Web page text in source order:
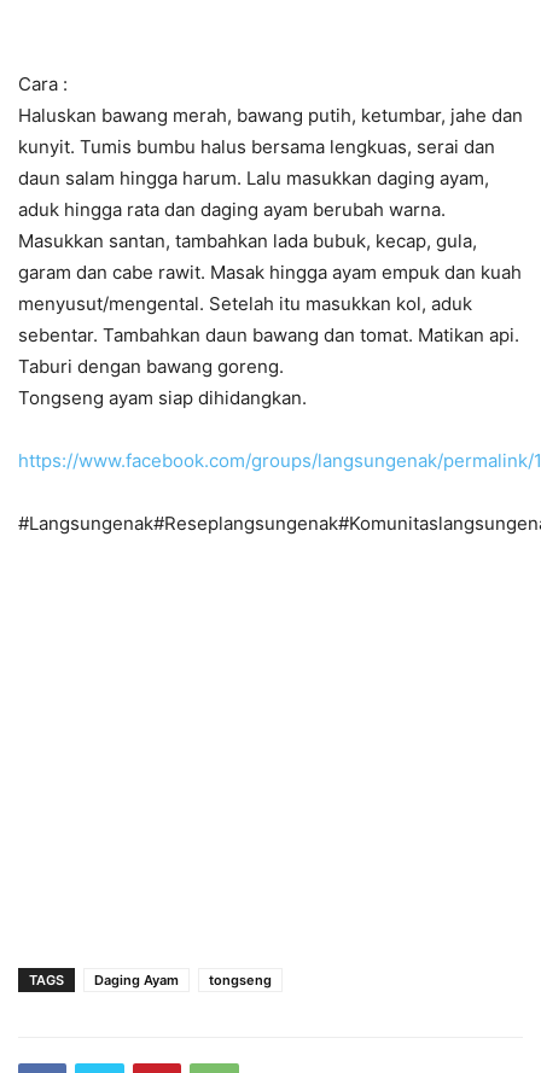
Cara :
Haluskan bawang merah, bawang putih, ketumbar, jahe dan
kunyit. Tumis bumbu halus bersama lengkuas, serai dan
daun salam hingga harum. Lalu masukkan daging ayam,
aduk hingga rata dan daging ayam berubah warna.
Masukkan santan, tambahkan lada bubuk, kecap, gula,
garam dan cabe rawit. Masak hingga ayam empuk dan kuah
menyusut/mengental. Setelah itu masukkan kol, aduk
sebentar. Tambahkan daun bawang dan tomat. Matikan api.
Taburi dengan bawang goreng.
Tongseng ayam siap dihidangkan.
https://www.facebook.com/groups/langsungenak/permalink/
TAGS Daging Ayam tongseng